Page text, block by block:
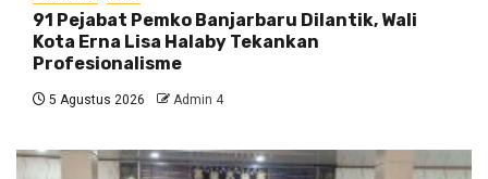
91 Pejabat Pemko Banjarbaru Dilantik, Wali
Kota Erna Lisa Halaby Tekankan
Profesionalisme
5 Agustus 2026 Admin 4